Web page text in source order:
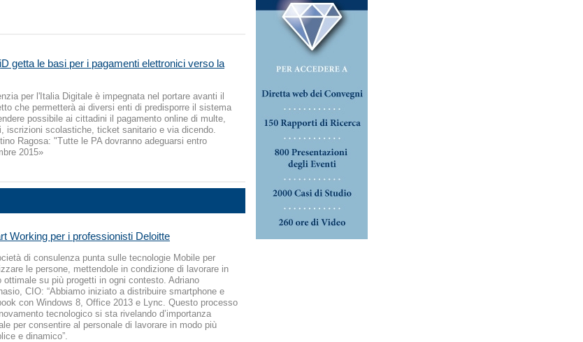
getta le basi per i pagamenti elettronici verso la
per l'Italia Digitale è impegnata nel portare avanti il
che permetterà ai diversi enti di predisporre il sistema
possibile ai cittadini il pagamento online di multe,
iscrizioni scolastiche, ticket sanitario e via dicendo.
Ragosa: "Tutte le PA dovranno adeguarsi entro
2015»
Working per i professionisti Deloitte
di consulenza punta sulle tecnologie Mobile per
le persone, mettendole in condizione di lavorare in
ottimale su più progetti in ogni contesto. Adriano
CIO: “Abbiamo iniziato a distribuire smartphone e
con Windows 8, Office 2013 e Lync. Questo processo
tecnologico si sta rivelando d’importanza
per consentire al personale di lavorare in modo più
e dinamico”.